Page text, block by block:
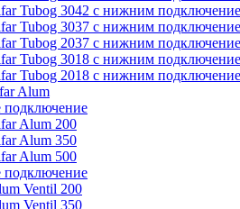
Tubog 3042 с нижним
Tubog 3037 с нижним
Tubog 2037 с нижним
Tubog 3018 с нижним
Tubog 2018 с нижним
Alum
подключение
Alum 200
Alum 350
Alum 500
Ventil 200
Ventil 350